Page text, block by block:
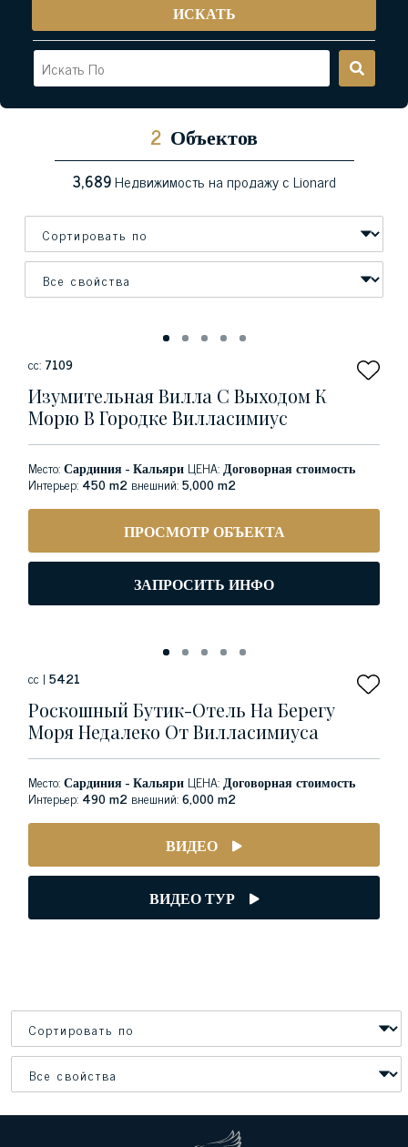
ИСКАТЬ
2 Объектов
3,689Недвижимость на продажу с Lionard
сс: 7109
Изумительная Вилла С Выходом К
Морю В Городке Вилласимиус
Место:Сардиния - Кальяри ЦЕНА:Договорная стоимость
Интерьер: 450 m2 внешний:5,000 m2
ПРОСМОТР ОБЪЕКТА
ЗАПРОСИТЬ ИНФО
сс | 5421
Роскошный Бутик-Отель На Берегу
Моря Недалеко От Вилласимиуса
Место:Сардиния - Кальяри ЦЕНА:Договорная стоимость
Интерьер: 490 m2 внешний:6,000 m2
ВИДЕО
ВИДЕО ТУР